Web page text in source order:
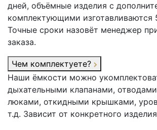
дней, объёмные изделия с
комплектующими изготавливаются
Точные сроки назовёт менеджер
заказа.
Чем комплектуете?
Наши ёмкости можно
дыхательными клапанами,
люками, откидными крышками,
т.д. Зависит от конкретного